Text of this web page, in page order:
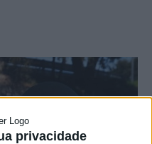
privacidade